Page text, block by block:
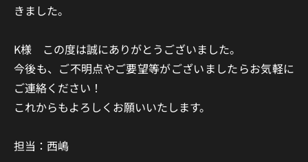
きました。
K様 この度は誠にありがとうございました。
今後も、ご不明点やご要望等がございましたらお気軽に
ご連絡ください！
これからもよろしくお願いいたします。
担当：西嶋